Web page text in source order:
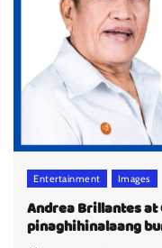
Entertainment Images
Andrea Brillantes at
pinaghihinalaang